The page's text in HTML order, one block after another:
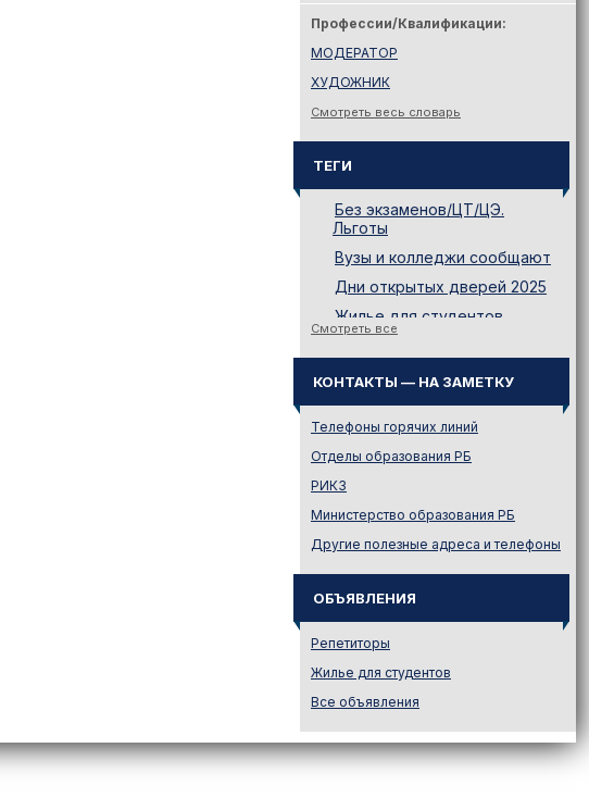
Профессии/Квалификации:
МОДЕРАТОР
ХУДОЖНИК
Смотреть весь словарь
ТЕГИ
Без экзаменов/ЦТ/ЦЭ.
Льготы
Вузы и колледжи сообщают
Дни открытых дверей 2025
Жилье для студентов
Иностранному абитуриенту
Куда поступать на твою
специальность?
Куда поступать? — Это надо
только
Подготовительные курсы
Подготовка к ЦЭ и ЦТ.
Репетиторы
Поступление в вузы
Поступление в колледжи
Профориентация
Проходные баллы в вузах
Беларуси
Распределение
Смотреть все
КОНТАКТЫ — НА ЗАМЕТКУ
Телефоны горячих линий
Отделы образования РБ
РИКЗ
Министерство образования РБ
Другие полезные адреса и телефоны
ОБЪЯВЛЕНИЯ
Репетиторы
Жилье для студентов
Все объявления